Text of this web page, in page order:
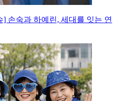
] 손숙과 하예린, 세대를 잇는 연